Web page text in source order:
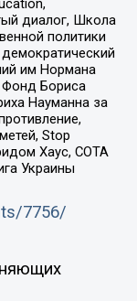
диалог, Школа
политики
им Нормана
Фонд Бориса
Науманна за
Stop
Хаус, СОТА
Украины
7756/